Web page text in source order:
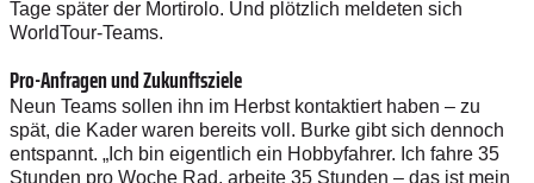
Tage später der Mortirolo. Und plötzlich meldeten sich
WorldTour-Teams.
Pro-Anfragen und Zukunftsziele
Neun Teams sollen ihn im Herbst kontaktiert haben – zu
spät, die Kader waren bereits voll. Burke gibt sich dennoch
entspannt. „Ich bin eigentlich ein Hobbyfahrer. Ich fahre 35
Stunden pro Woche Rad, arbeite 35 Stunden – das ist mein